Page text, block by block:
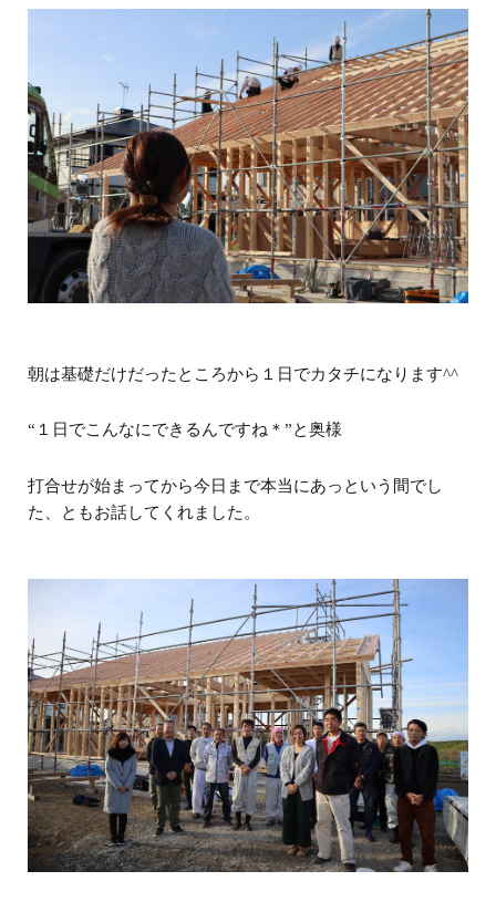
朝は基礎だけだったところから１日でカタチになります^^
“１日でこんなにできるんですね＊”と奥様
打合せが始まってから今日まで本当にあっという間でし
た、ともお話してくれました。